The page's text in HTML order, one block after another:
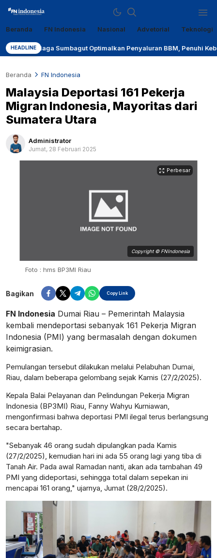
fn-indonesia.com
Sumber Referensi Terpercaya
Beranda FN Indonesia Nasional Advetorial Teknologi
HEADLINE
Sumbagut Optimalkan Penyaluran BBM, Penuhi Kebutuhan
Beranda FN Indonesia
Malaysia Deportasi 161 Pekerja
Migran Indonesia, Mayoritas dari
Sumatera Utara
Administrator
Jumat, 28 Februari 2025
Copyright © FNIndonesia
Perbesar
Foto : hms BP3MI Riau
Bagikan Copy Link
FN Indonesia Dumai Riau – Pemerintah Malaysia
kembali mendeportasi sebanyak 161 Pekerja Migran
Indonesia (PMI) yang bermasalah dengan dokumen
keimigrasian.
Pemulangan tersebut dilakukan melalui Pelabuhan Dumai,
Riau, dalam beberapa gelombang sejak Kamis (27/2/2025).
Kepala Balai Pelayanan dan Pelindungan Pekerja Migran
Indonesia (BP3MI) Riau, Fanny Wahyu Kurniawan,
mengonfirmasi bahwa deportasi PMI ilegal terus berlangsung
secara bertahap.
"Sebanyak 46 orang sudah dipulangkan pada Kamis
(27/2/2025), kemudian hari ini ada 55 orang lagi yang tiba di
Tanah Air. Pada awal Ramadan nanti, akan ada tambahan 49
PMI yang dideportasi, sehingga total dalam sepekan ini
mencapai 161 orang," ujarnya, Jumat (28/2/2025).